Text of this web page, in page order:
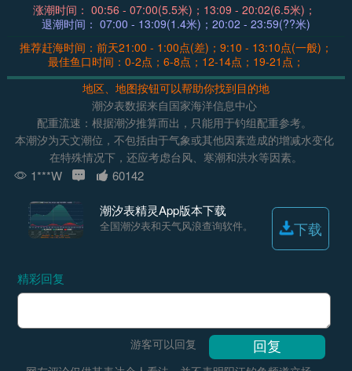
涨潮时间： 00:56 - 07:00(5.5米)；13:09 - 20:02(6.5米)；
退潮时间： 07:00 - 13:09(1.4米)；20:02 - 23:59(??米)
推荐赶海时间：前天21:00 - 1:00点(差)；9:10 - 13:10点(一般)；
最佳鱼口时间：0-2点；6-8点；12-14点；19-21点；
地区、地图按钮可以帮助你找到目的地
潮汐表数据来自国家海洋信息中心
配重流速：根据潮汐推算而出，只能用于钓组配重参考。
本潮汐为天文潮位，不包括由于气象或其他因素造成的增减水变化
在特殊情况下，还应考虑台风、寒潮和洪水等因素。
1***W 60142
潮汐表精灵App版本下载
全国潮汐表和天气风浪查询软件。 下载
精彩回复
游客可以回复